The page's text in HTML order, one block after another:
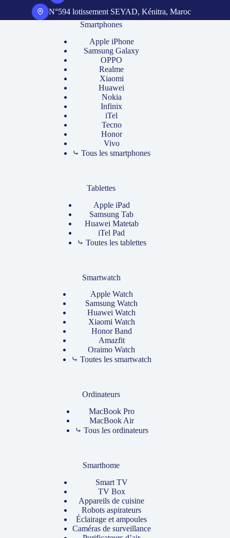
N°594 lotissement SEYAD, Kénitra, Maroc
Smartphones
Apple iPhone
Samsung Galaxy
OPPO
Realme
Xiaomi
Huawei
Nokia
Infinix
iTel
Tecno
Honor
Vivo
⤷ Tous les smartphones
Tablettes
Apple iPad
Samsung Tab
Huawei Matetab
iTel Pad
⤷ Toutes les tablettes
Smartwatch
Apple Watch
Samsung Watch
Huawei Watch
Xiaomi Watch
Honor Band
Amazfit
Oraimo Watch
⤷ Toutes les smartwatch
Ordinateurs
MacBook Pro
MacBook Air
⤷ Tous les ordinateurs
Smarthome
Smart TV
TV Box
Appareils de cuisine
Robots aspirateurs
Éclairage et ampoules
Caméras de surveillance